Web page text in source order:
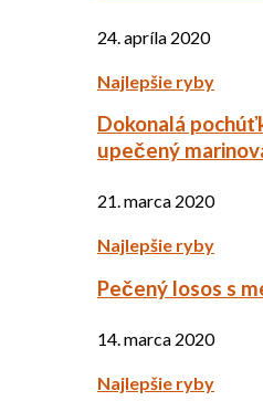
24. apríla 2020
Najlepšie ryby
Dokonalá
upečený
21. marca 2020
Najlepšie ryby
Pečený losos s
14. marca 2020
Najlepšie ryby